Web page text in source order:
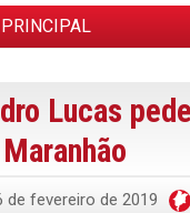
Lucas
de fevereiro de 2019